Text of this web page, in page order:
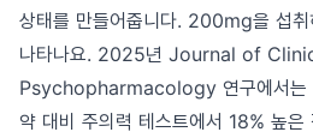
상태를 만들어줍니다. 200mg을 섭
나타나요. 2025년 Journal of
Psychopharmacology 연구에서는
약 대비 주의력 테스트에서 18% 높은